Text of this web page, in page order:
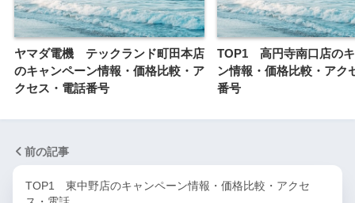
ヤマダ電機 テックランド町田本店
のキャンペーン情報・価格比較・ア
クセス・電話番号
TOP1 高円寺南口店の
ン情報・価格比較・アク
番号
前の記事
TOP1 東中野店のキャンペーン情報・価格比較・アクセ